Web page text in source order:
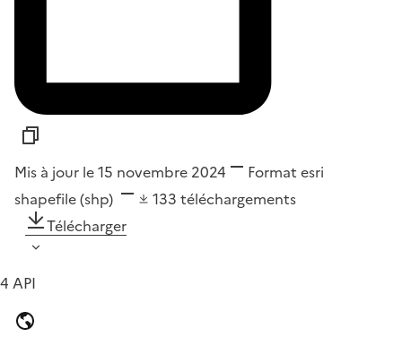
Mis à jour le 15 novembre 2024 Format esri
shapefile (shp)
133 téléchargements
Télécharger
4 API